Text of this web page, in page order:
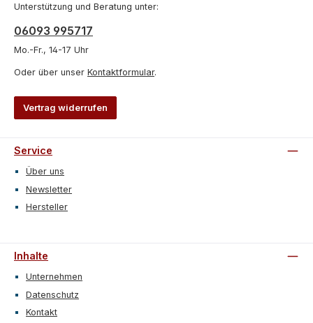
Unterstützung und Beratung unter:
06093 995717
Mo.-Fr., 14-17 Uhr
Oder über unser Kontaktformular.
Vertrag widerrufen
Service
Über uns
Newsletter
Hersteller
Inhalte
Unternehmen
Datenschutz
Kontakt